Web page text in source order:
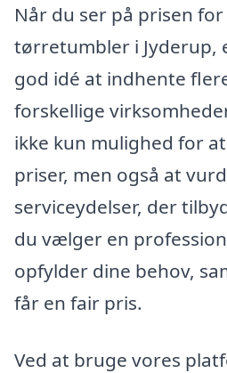
Når du ser på prisen
tørretumbler i Jyderup,
god idé at indhente
forskellige
ikke kun mulighed for
priser, men også at
serviceydelser, der
du vælger en
opfylder dine behov,
får en fair pris.
Ved at bruge vores